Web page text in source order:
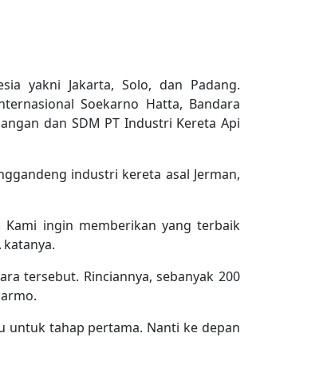
yakni Jakarta, Solo, dan Padang.
Soekarno Hatta, Bandara
dan SDM PT Industri Kereta Api
industri kereta asal Jerman,
Kami ingin memberikan yang terbaik
katanya.
tersebut. Rinciannya, sebanyak 200
untuk tahap pertama. Nanti ke depan